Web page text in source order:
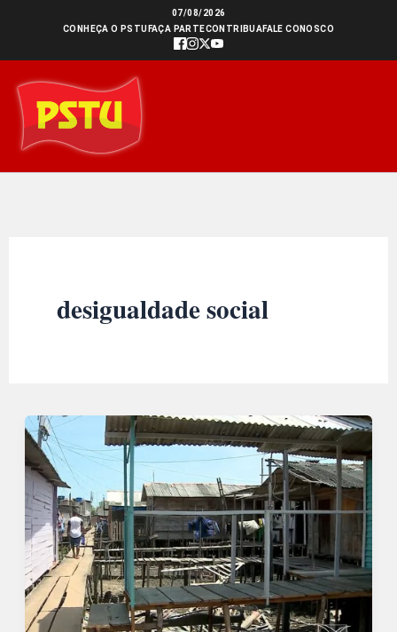
conteúdo
07/08/2026
CONHEÇA O PSTU FAÇA PARTECONTRIBUAFALE CONOSCO
desigualdade social